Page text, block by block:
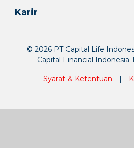
Karir
© 2026 PT Capital Life
Capital Financial Indonesia
Syarat & Ketentuan |